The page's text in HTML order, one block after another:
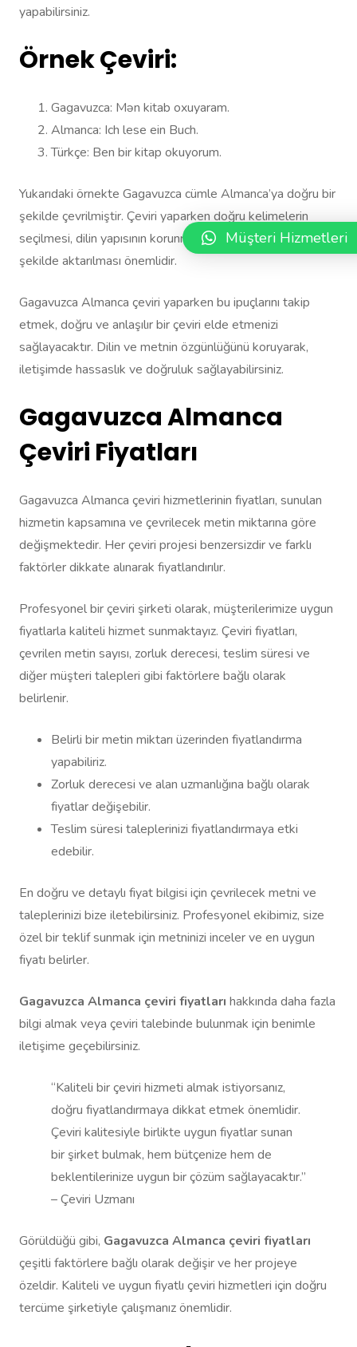
yapabilirsiniz.
Örnek Çeviri:
Gagavuzca: Mən kitab oxuyaram.
Almanca: Ich lese ein Buch.
Türkçe: Ben bir kitap okuyorum.
Yukarıdaki örnekte Gagavuzca cümle Almanca’ya doğru bir
şekilde çevrilmiştir. Çeviri yaparken doğru kelimelerin
seçilmesi, dilin yapısının korunması ve anlamın doğru bir
şekilde aktarılması önemlidir.
Gagavuzca Almanca çeviri yaparken bu ipuçlarını takip
etmek, doğru ve anlaşılır bir çeviri elde etmenizi
sağlayacaktır. Dilin ve metnin özgünlüğünü koruyarak,
iletişimde hassaslık ve doğruluk sağlayabilirsiniz.
Gagavuzca Almanca
Çeviri Fiyatları
Gagavuzca Almanca çeviri hizmetlerinin fiyatları, sunulan
hizmetin kapsamına ve çevrilecek metin miktarına göre
değişmektedir. Her çeviri projesi benzersizdir ve farklı
faktörler dikkate alınarak fiyatlandırılır.
Profesyonel bir çeviri şirketi olarak, müşterilerimize uygun
fiyatlarla kaliteli hizmet sunmaktayız. Çeviri fiyatları,
çevrilen metin sayısı, zorluk derecesi, teslim süresi ve
diğer müşteri talepleri gibi faktörlere bağlı olarak
belirlenir.
Belirli bir metin miktarı üzerinden fiyatlandırma
yapabiliriz.
Zorluk derecesi ve alan uzmanlığına bağlı olarak
fiyatlar değişebilir.
Teslim süresi taleplerinizi fiyatlandırmaya etki
edebilir.
En doğru ve detaylı fiyat bilgisi için çevrilecek metni ve
taleplerinizi bize iletebilirsiniz. Profesyonel ekibimiz, size
özel bir teklif sunmak için metninizi inceler ve en uygun
fiyatı belirler.
Gagavuzca Almanca çeviri fiyatları hakkında daha fazla
bilgi almak veya çeviri talebinde bulunmak için benimle
iletişime geçebilirsiniz.
“Kaliteli bir çeviri hizmeti almak istiyorsanız,
doğru fiyatlandırmaya dikkat etmek önemlidir.
Çeviri kalitesiyle birlikte uygun fiyatlar sunan
bir şirket bulmak, hem bütçenize hem de
beklentilerinize uygun bir çözüm sağlayacaktır.”
– Çeviri Uzmanı
Görüldüğü gibi, Gagavuzca Almanca çeviri fiyatları
çeşitli faktörlere bağlı olarak değişir ve her projeye
özeldir. Kaliteli ve uygun fiyatlı çeviri hizmetleri için doğru
tercüme şirketiyle çalışmanız önemlidir.
Müşteri Hizmetleri